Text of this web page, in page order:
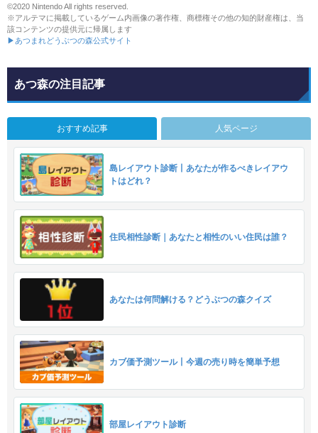
©2020 Nintendo All rights reserved.
※アルテマに掲載しているゲーム内画像の著作権、商標権その他の知的財産権は、当
該コンテンツの提供元に帰属します
▶あつまれどうぶつの森公式サイト
あつ森の注目記事
おすすめ記事 人気ページ
島レイアウト診断丨あなたが作るべきレイアウ
トはどれ？
住民相性診断｜あなたと相性のいい住民は誰？
あなたは何問解ける？どうぶつの森クイズ
カブ価予測ツール丨今週の売り時を簡単予想
部屋レイアウト診断